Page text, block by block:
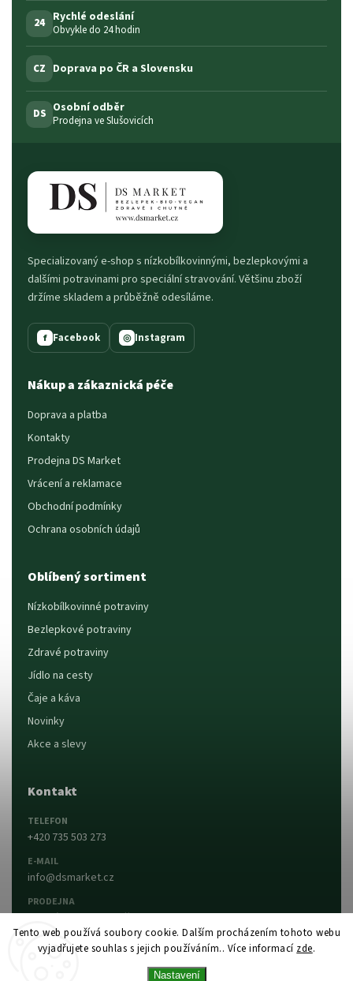
Tento web používá soubory cookie. Dalším procházením tohoto webu
vyjadřujete souhlas s jejich používáním.. Více informací zde.
Nastavení
24 Rychlé odeslání
Obvykle do 24 hodin
CZ Doprava po ČR a Slovensku
DS Osobní odběr
Prodejna ve Slušovicích
Specializovaný e-shop s nízkobílkovinnými, bezlepkovými a
dalšími potravinami pro speciální stravování. Většinu zboží
držíme skladem a průběžně odesíláme.
f Facebook ◎ Instagram
Nákup a zákaznická péče
Doprava a platba
Kontakty
Prodejna DS Market
Vrácení a reklamace
Obchodní podmínky
Ochrana osobních údajů
Oblíbený sortiment
Nízkobílkovinné potraviny
Bezlepkové potraviny
Zdravé potraviny
Jídlo na cesty
Čaje a káva
Novinky
Akce a slevy
Kontakt
TELEFON
+420 735 503 273
E-MAIL
info@dsmarket.cz
PRODEJNA
Dlouhá 90, 763 15 Slušovice
Napsat nám Prodejna a otevírací doba